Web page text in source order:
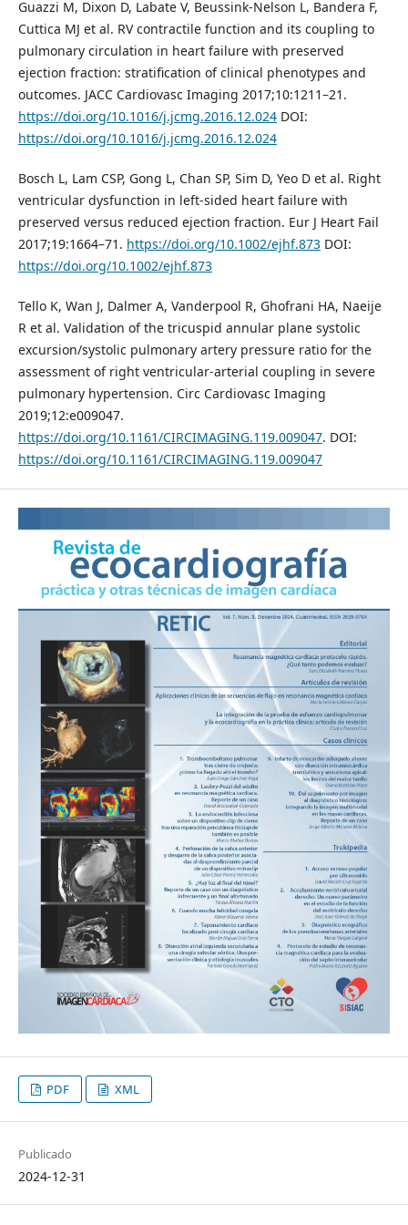
Guazzi M, Dixon D, Labate V, Beussink-Nelson L, Bandera F,
Cuttica MJ et al. RV contractile function and its coupling to
pulmonary circulation in heart failure with preserved
ejection fraction: stratification of clinical phenotypes and
outcomes. JACC Cardiovasc Imaging 2017;10:1211–21.
https://doi.org/10.1016/j.jcmg.2016.12.024DOI:
https://doi.org/10.1016/j.jcmg.2016.12.024
Bosch L, Lam CSP, Gong L, Chan SP, Sim D, Yeo D et al. Right
ventricular dysfunction in left-sided heart failure with
preserved versus reduced ejection fraction. Eur J Heart Fail
2017;19:1664–71. https://doi.org/10.1002/ejhf.873DOI:
https://doi.org/10.1002/ejhf.873
Tello K, Wan J, Dalmer A, Vanderpool R, Ghofrani HA, Naeije
R et al. Validation of the tricuspid annular plane systolic
excursion/systolic pulmonary artery pressure ratio for the
assessment of right ventricular-arterial coupling in severe
pulmonary hypertension. Circ Cardiovasc Imaging
2019;12:e009047.
https://doi.org/10.1161/CIRCIMAGING.119.009047. DOI:
https://doi.org/10.1161/CIRCIMAGING.119.009047
PDF XML
Publicado
2024-12-31